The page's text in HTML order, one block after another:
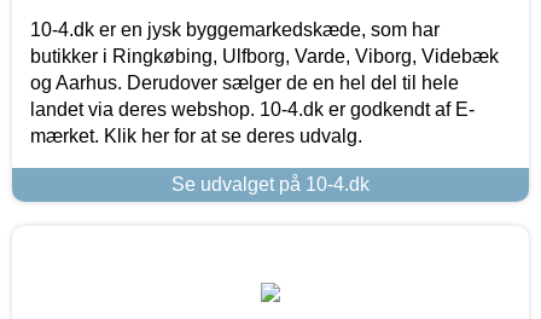
10-4.dk er en jysk byggemarkedskæde, som har
butikker i Ringkøbing, Ulfborg, Varde, Viborg, Videbæk
og Aarhus. Derudover sælger de en hel del til hele
landet via deres webshop. 10-4.dk er godkendt af E-
mærket. Klik her for at se deres udvalg.
Se udvalget på 10-4.dk